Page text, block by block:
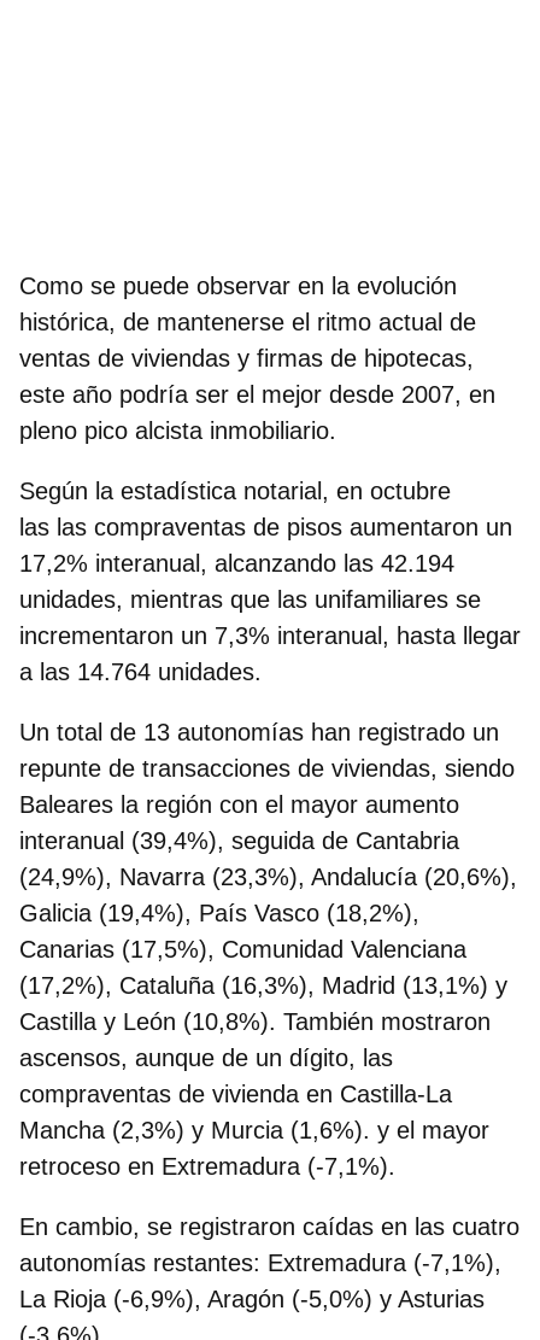
Como se puede observar en la evolución
histórica, de mantenerse el ritmo actual de
ventas de viviendas y firmas de hipotecas,
este año podría ser el mejor desde 2007, en
pleno pico alcista inmobiliario.
Según la estadística notarial, en octubre
las las compraventas de pisos aumentaron un
17,2% interanual, alcanzando las 42.194
unidades, mientras que las unifamiliares se
incrementaron un 7,3% interanual, hasta llegar
a las 14.764 unidades.
Un total de 13 autonomías han registrado un
repunte de transacciones de viviendas, siendo
Baleares la región con el mayor aumento
interanual (39,4%), seguida de Cantabria
(24,9%), Navarra (23,3%), Andalucía (20,6%),
Galicia (19,4%), País Vasco (18,2%),
Canarias (17,5%), Comunidad Valenciana
(17,2%), Cataluña (16,3%), Madrid (13,1%) y
Castilla y León (10,8%). También mostraron
ascensos, aunque de un dígito, las
compraventas de vivienda en Castilla-La
Mancha (2,3%) y Murcia (1,6%). y el mayor
retroceso en Extremadura (-7,1%).
En cambio, se registraron caídas en las cuatro
autonomías restantes: Extremadura (-7,1%),
La Rioja (-6,9%), Aragón (-5,0%) y Asturias